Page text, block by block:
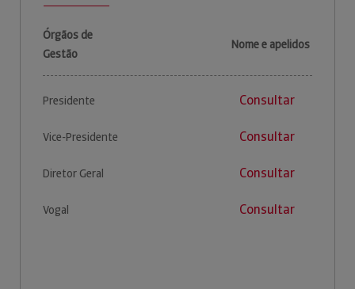
Órgãos de
Gestão
Nome e apelidos
Presidente Consultar
Vice-Presidente Consultar
Diretor Geral Consultar
Vogal Consultar